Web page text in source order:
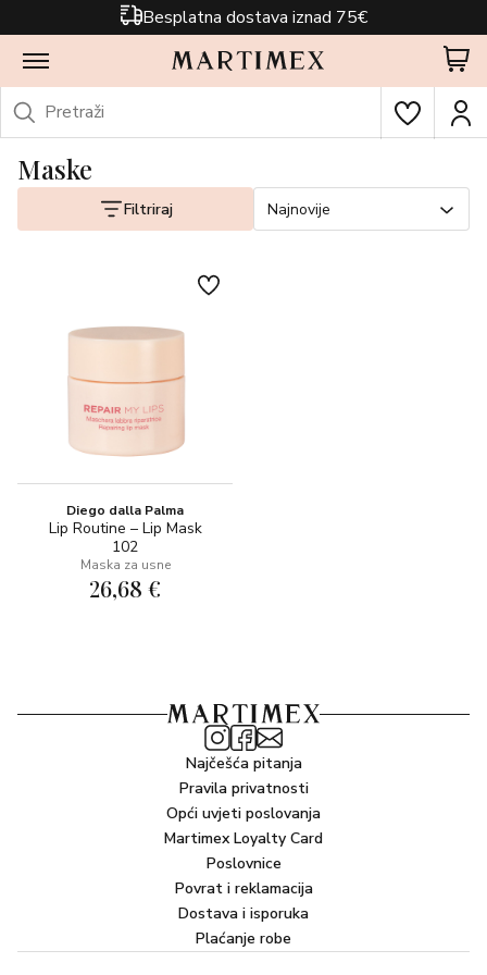
Besplatna dostava iznad 75€
Maske
Filtriraj Najnovije
Diego dalla Palma
Lip Routine – Lip Mask
102
Maska za usne
26,68 €
Najčešća pitanja
Pravila privatnosti
Opći uvjeti poslovanja
Martimex Loyalty Card
Poslovnice
Povrat i reklamacija
Dostava i isporuka
Plaćanje robe